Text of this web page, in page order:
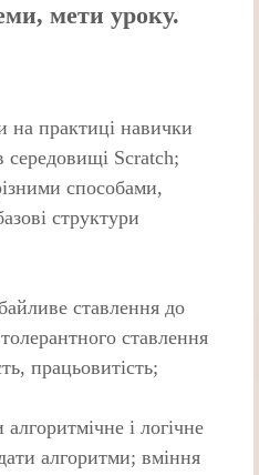
мети уроку.
на практиці навички
середовищі Scratch;
способами,
структури
ставлення до
ставлення
працьовитість;
алгоритмічне і логічне
алгоритми; вміння